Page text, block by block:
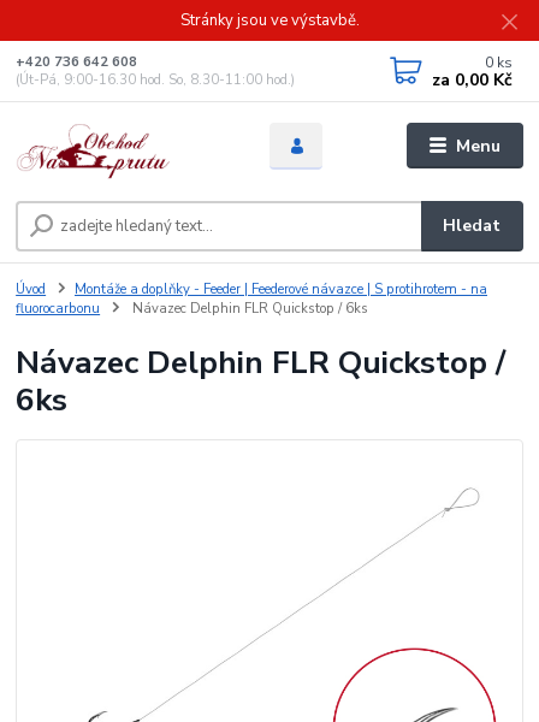
Stránky jsou ve výstavbě.
Menu
Hledat
+420 736 642 608
(Út-Pá, 9:00-16.30 hod. So, 8.30-11:00 hod.)
0 ks
za 0,00 Kč
Úvod
Montáže a doplňky - Feeder | Feederové návazce | S protihrotem - na
fluorocarbonu
Návazec Delphin FLR Quickstop / 6ks
Návazec Delphin FLR Quickstop /
6ks